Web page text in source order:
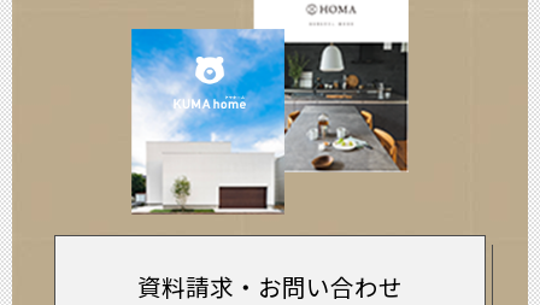
資料請求・お問い合わせ